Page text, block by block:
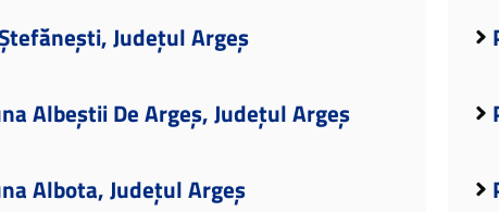
Județul Argeș
Albeștii De Argeș, Județul Argeș
Albota, Județul Argeș